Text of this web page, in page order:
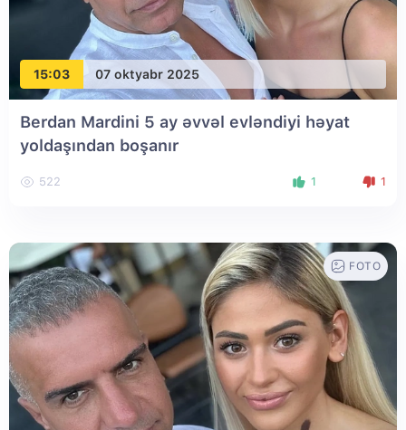
15:03 07 oktyabr 2025
Berdan Mardini 5 ay əvvəl evləndiyi həyat
yoldaşından boşanır
522 1 1
FOTO